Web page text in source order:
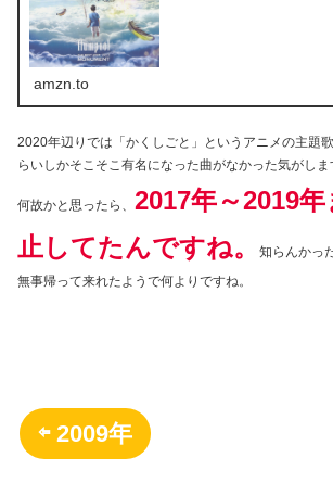
amzn.to
2020年辺りでは「かくしごと」というアニメの主題
らいしかそこそこ有名になった曲がなかった気がしま
何故かと思ったら、 2017年～2019
止してたんですね。
知らんかっ
無事帰って来れたようで何よりですね。
⇦ 2009年